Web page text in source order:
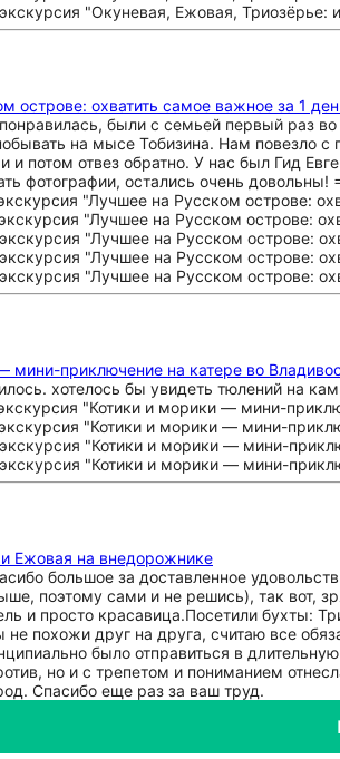
острове: охватить самое важное за 1
были с семьей первый раз
на мысе Тобизина. Нам повезло с
и потом отвез обратно. У нас был Гид
фотографии, остались очень довольны!
мини-приключение на катере во
хотелось бы увидеть тюлений на
Ежовая на внедорожнике
большое за доставленное
поэтому сами и не решись), так вот,
и просто красавица.Посетили бухты:
не похожи друг на друга, считаю все
было отправиться в
но и с трепетом и пониманием
Спасибо еще раз за ваш труд.